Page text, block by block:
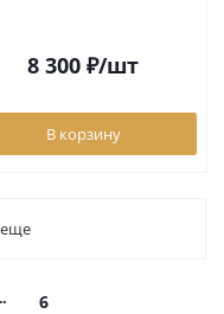
8 300 ₽/шт
В корзину
еще
6